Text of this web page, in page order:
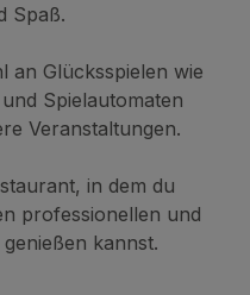
Spaß.
an Glücksspielen wie
und Spielautomaten
Veranstaltungen.
in dem du
professionellen und
kannst.